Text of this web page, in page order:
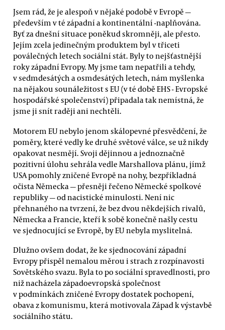
Jsem rád, že je alespoň v nějaké podobě v Evropě —
především v té západní a kontinentální -naplňována.
Byť za dnešní situace poněkud skromněji, ale přesto.
Jejím zcela jedinečným produktem byl v třiceti
poválečných letech sociální stát. Byly to nejšťastnější
roky západní Evropy. My jsme tam nepatřili a tehdy,
v sedmdesátých a osmdesátých letech, nám myšlenka
na nějakou sounáležitost s EU (v té době EHS - Evropské
hospodářské společenství) připadala tak nemístná, že
jsme ji snít raději ani nechtěli.
Motorem EU nebylo jenom skálopevné přesvědčení, že
poměry, které vedly ke druhé světové válce, se už nikdy
opakovat nesmějí. Svoji dějinnou a jednoznačně
pozitivní úlohu sehrála vedle Marshallova plánu, jímž
USA pomohly zničené Evropě na nohy, bezpříkladná
očista Německa — přesněji řečeno Německé spolkové
republiky — od nacistické minulosti. Není nic
přehnaného na tvrzení, že bez dvou někdejších rivalů,
Německa a Francie, kteří k sobě konečně našly cestu
ve sjednocující se Evropě, by EU nebyla myslitelná.
Dlužno ovšem dodat, že ke sjednocování západní
Evropy přispěl nemalou měrou i strach z rozpínavosti
Sovětského svazu. Byla to po sociální spravedlnosti, pro
niž nacházela západoevropská společnost
v podmínkách zničené Evropy dostatek pochopení,
obava z komunismu, která motivovala Západ k výstavbě
sociálního státu.